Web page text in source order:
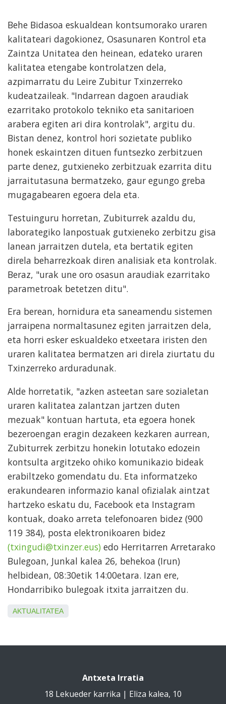
Behe Bidasoa eskualdean kontsumorako uraren
kalitateari dagokionez, Osasunaren Kontrol eta
Zaintza Unitatea den heinean, edateko uraren
kalitatea etengabe kontrolatzen dela,
azpimarratu du Leire Zubitur Txinzerreko
kudeatzaileak. "Indarrean dagoen araudiak
ezarritako protokolo tekniko eta sanitarioen
arabera egiten ari dira kontrolak", argitu du.
Bistan denez, kontrol hori sozietate publiko
honek eskaintzen dituen funtsezko zerbitzuen
parte denez, gutxieneko zerbitzuak ezarrita ditu
jarraitutasuna bermatzeko, gaur egungo greba
mugagabearen egoera dela eta.
Testuinguru horretan, Zubiturrek azaldu du,
laborategiko lanpostuak gutxieneko zerbitzu gisa
lanean jarraitzen dutela, eta bertatik egiten
direla beharrezkoak diren analisiak eta kontrolak.
Beraz, "urak une oro osasun araudiak ezarritako
parametroak betetzen ditu".
Era berean, hornidura eta saneamendu sistemen
jarraipena normaltasunez egiten jarraitzen dela,
eta horri esker eskualdeko etxeetara iristen den
uraren kalitatea bermatzen ari direla ziurtatu du
Txinzerreko arduradunak.
Alde horretatik, "azken asteetan sare sozialetan
uraren kalitatea zalantzan jartzen duten
mezuak" kontuan hartuta, eta egoera honek
bezeroengan eragin dezakeen kezkaren aurrean,
Zubiturrek zerbitzu honekin lotutako edozein
kontsulta argitzeko ohiko komunikazio bideak
erabiltzeko gomendatu du. Eta informatzeko
erakundearen informazio kanal ofizialak aintzat
hartzeko eskatu du, Facebook eta Instagram
kontuak, doako arreta telefonoaren bidez (900
119 384), posta elektronikoaren bidez
(txingudi@txinzer.eus) edo Herritarren Arretarako
Bulegoan, Junkal kalea 26, behekoa (Irun)
helbidean, 08:30etik 14:00etara. Izan ere,
Hondarribiko bulegoak itxita jarraitzen du.
AKTUALITATEA
Antxeta Irratia
18 Lekueder karrika | Eliza kalea, 10